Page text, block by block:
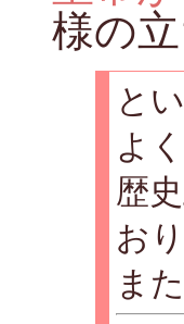
様の立
と
よ
歴
おり
ま